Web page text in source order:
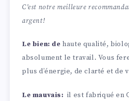
C’est notre meilleure
argent!
Le bien: de haute qualité,
absolument le travail. Vous
plus d’énergie, de clarté et de
Le mauvais: il est fabriqué en